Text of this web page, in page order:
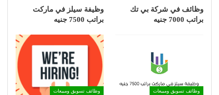
وظائف في شركة بي تك
براتب 7000 جنيه
وظيفة سيلز في ماركت
براتب 7500 جنيه
وظائف تسويق ومبيعات وظائف تسويق ومبيعات